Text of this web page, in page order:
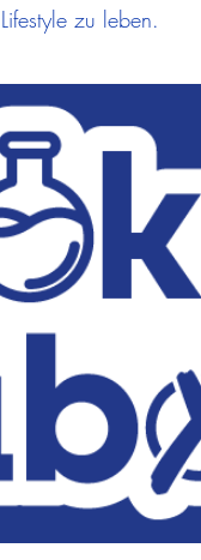
Lifestyle zu leben.